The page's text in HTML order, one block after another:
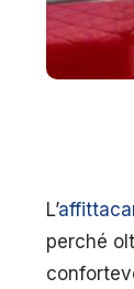
L’
perché